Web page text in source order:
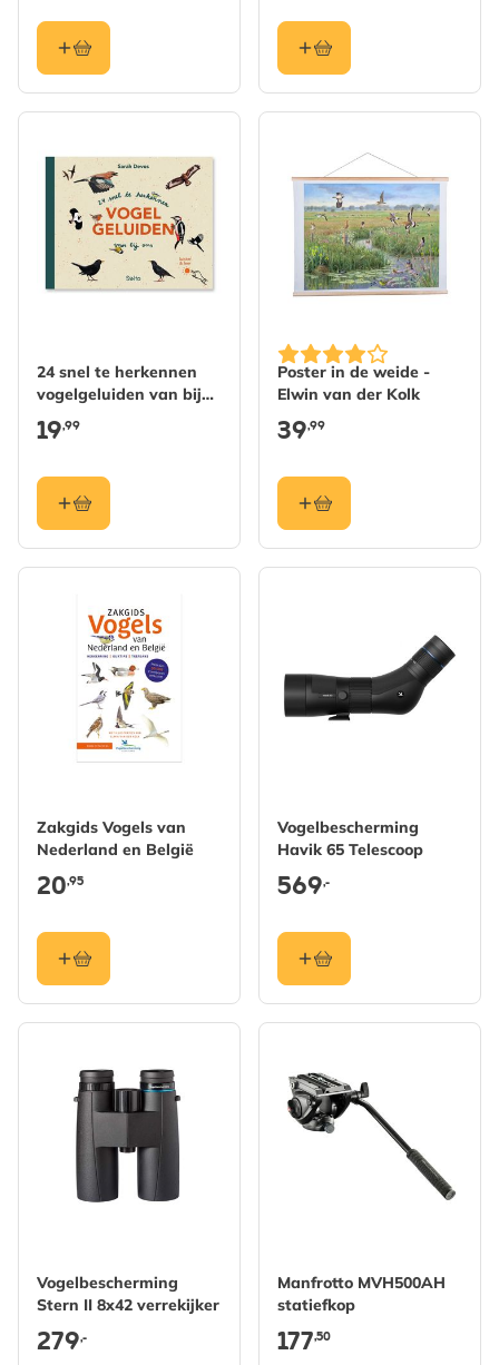
24 snel te herkennen
vogelgeluiden van bij
ons
19,99
Poster in de weide -
Elwin van der Kolk
39,99
Zakgids Vogels van
Nederland en België
20,95
Vogelbescherming
Havik 65 Telescoop
569,-
Vogelbescherming
Stern II 8x42 verrekijker
279,-
Manfrotto MVH500AH
statiefkop
177,50